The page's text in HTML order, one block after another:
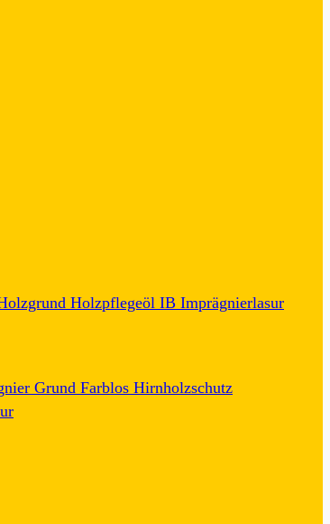
Holzpflegeöl IB Imprägnierlasur
Grund Farblos Hirnholzschutz